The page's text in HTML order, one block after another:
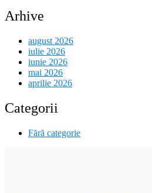
Arhive
august 2026
iulie 2026
iunie 2026
mai 2026
aprilie 2026
Categorii
Fără categorie